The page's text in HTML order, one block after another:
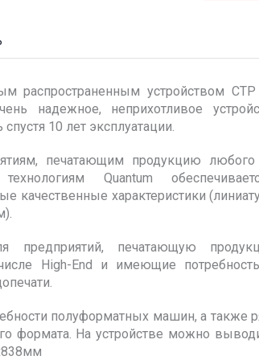
распространенным устройством
надежное, неприхотливое
10 лет эксплуатации.
печатающим продукцию
Quantum
качественные характеристики
предприятий, печатающую
High-End и имеющие
полуформатных машин, а также
формата. На устройстве можно